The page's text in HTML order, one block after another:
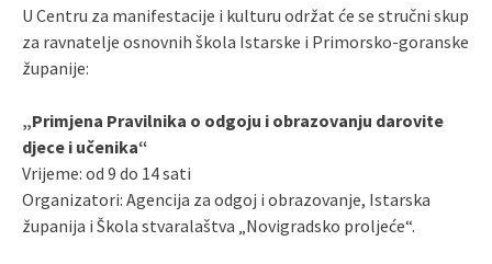
U Centru za manifestacije i kulturu održat će se stručni skup
za ravnatelje osnovnih škola Istarske i Primorsko‑goranske
županije:
„Primjena Pravilnika o odgoju i obrazovanju darovite
djece i učenika“
Vrijeme: od 9 do 14 sati
Organizatori: Agencija za odgoj i obrazovanje, Istarska
županija i Škola stvaralaštva „Novigradsko proljeće“.